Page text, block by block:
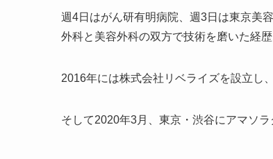
週4日はがん研有明病院、週3日は東京美
外科と美容外科の双方で技術を磨いた経歴
2016年には株式会社リベライズを設立し
そして2020年3月、東京・渋谷にアマソ